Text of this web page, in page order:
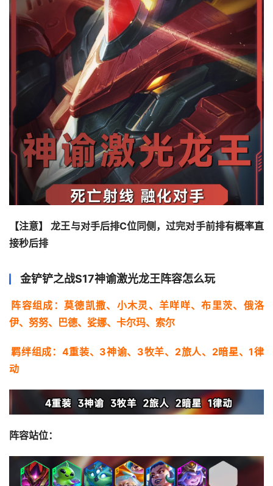
【注意】 龙王与对手后排C位同侧，过完对手前排有概率直
接秒后排
金铲铲之战S17神谕激光龙王阵容怎么玩
阵容组成：莫德凯撒、小木灵、羊咩咩、布里茨、俄洛
伊、努努、巴德、娑娜、卡尔玛、索尔
羁绊组成：4重装、3神谕、3牧羊、2旅人、2暗星、1律
动
阵容站位：